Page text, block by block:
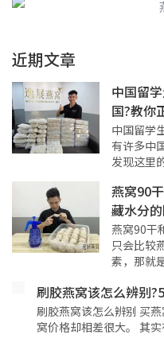
近期文章
中国留
国?教你
中国留学
有许多中
发现这里
燕窝90
藏水分
燕窝90干
只会比较
素，那就
刷胶燕窝该怎么辨别
刷胶燕窝该怎么辨别 买
窝价格却相差很大。 其